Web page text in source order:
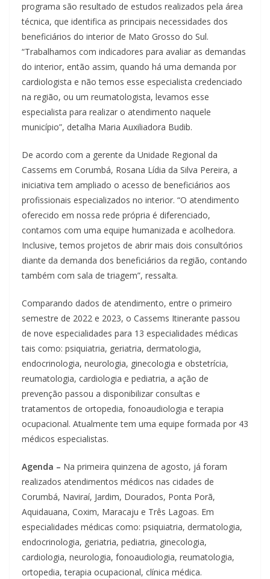
programa são resultado de estudos realizados pela área
técnica, que identifica as principais necessidades dos
beneficiários do interior de Mato Grosso do Sul.
“Trabalhamos com indicadores para avaliar as demandas
do interior, então assim, quando há uma demanda por
cardiologista e não temos esse especialista credenciado
na região, ou um reumatologista, levamos esse
especialista para realizar o atendimento naquele
município”, detalha Maria Auxiliadora Budib.
De acordo com a gerente da Unidade Regional da
Cassems em Corumbá, Rosana Lídia da Silva Pereira, a
iniciativa tem ampliado o acesso de beneficiários aos
profissionais especializados no interior. “O atendimento
oferecido em nossa rede própria é diferenciado,
contamos com uma equipe humanizada e acolhedora.
Inclusive, temos projetos de abrir mais dois consultórios
diante da demanda dos beneficiários da região, contando
também com sala de triagem”, ressalta.
Comparando dados de atendimento, entre o primeiro
semestre de 2022 e 2023, o Cassems Itinerante passou
de nove especialidades para 13 especialidades médicas
tais como: psiquiatria, geriatria, dermatologia,
endocrinologia, neurologia, ginecologia e obstetrícia,
reumatologia, cardiologia e pediatria, a ação de
prevenção passou a disponibilizar consultas e
tratamentos de ortopedia, fonoaudiologia e terapia
ocupacional. Atualmente tem uma equipe formada por 43
médicos especialistas.
Agenda – Na primeira quinzena de agosto, já foram
realizados atendimentos médicos nas cidades de
Corumbá, Naviraí, Jardim, Dourados, Ponta Porã,
Aquidauana, Coxim, Maracaju e Três Lagoas. Em
especialidades médicas como: psiquiatria, dermatologia,
endocrinologia, geriatria, pediatria, ginecologia,
cardiologia, neurologia, fonoaudiologia, reumatologia,
ortopedia, terapia ocupacional, clínica médica.